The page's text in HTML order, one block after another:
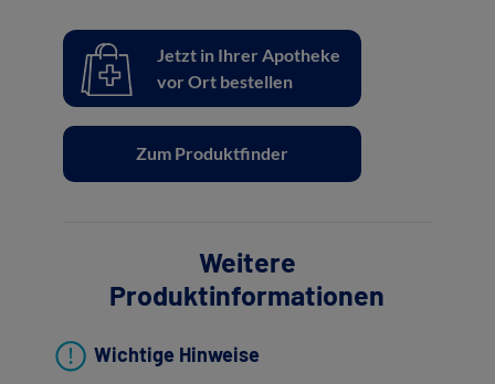
Jetzt in Ihrer Apotheke
vor Ort bestellen
Zum Produktfinder
Weitere
Produktinformationen
Wichtige Hinweise